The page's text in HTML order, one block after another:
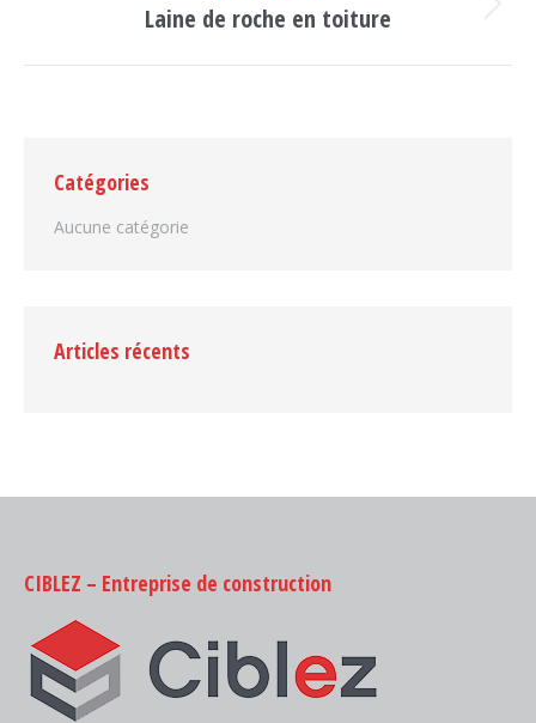
Projets
Laine de roche en toiture
Catégories
Aucune catégorie
Articles récents
CIBLEZ – Entreprise de construction